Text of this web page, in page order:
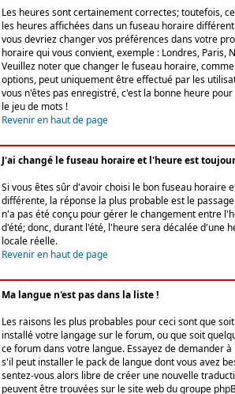
Les heures sont certainement correctes; toutefois,
les heures affichées dans un fuseau horaire
vous devriez changer vos préférences dans votre
horaire qui vous convient, exemple : Londres, Paris,
Veuillez noter que changer le fuseau horaire,
options, peut uniquement être effectué par les
vous n'êtes pas enregistré, c'est la bonne heure
le jeu de mots !
Revenir en haut de page
J'ai changé le fuseau horaire et l'heure est
Si vous êtes sûr d'avoir choisi le bon fuseau horaire
différente, la réponse la plus probable est le
n'a pas été conçu pour gérer le changement entre
d'été; donc, durant l'été, l'heure sera décalée d'une
locale réelle.
Revenir en haut de page
Ma langue n'est pas dans la liste !
Les raisons les plus probables pour ceci sont que
installé votre langage sur le forum, ou que soit
ce forum dans votre langue. Essayez de demander
s'il peut installer le pack de langue dont vous avez
sentez-vous alors libre de créer une nouvelle
peuvent être trouvées sur le site web du groupe